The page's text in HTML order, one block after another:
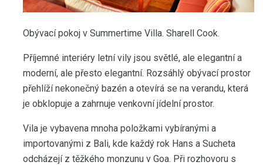
Obývací pokoj v Summertime Villa. Sharell Cook.
Příjemné interiéry letní vily jsou světlé, ale elegantní a
moderní, ale přesto elegantní. Rozsáhlý obývací prostor
přehlíží nekonečný bazén a otevírá se na verandu, která
je obklopuje a zahrnuje venkovní jídelní prostor.
Vila je vybavena mnoha položkami vybíranými a
importovanými z Bali, kde každý rok Hans a Sucheta
odcházejí z těžkého monzunu v Goa. Při rozhovoru s